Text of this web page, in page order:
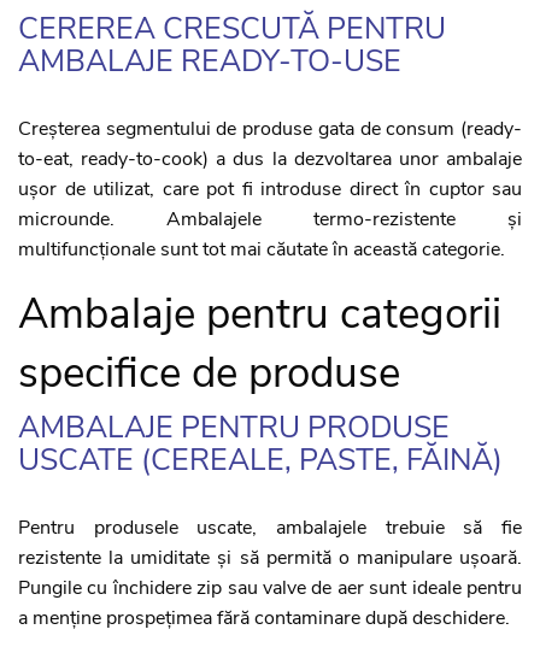
CEREREA CRESCUTĂ PENTRU
AMBALAJE READY-TO-USE
Creșterea segmentului de produse gata de consum (ready-
to-eat, ready-to-cook) a dus la dezvoltarea unor ambalaje
ușor de utilizat, care pot fi introduse direct în cuptor sau
microunde. Ambalajele termo-rezistente și
multifuncționale sunt tot mai căutate în această categorie.
Ambalaje pentru categorii
specifice de produse
AMBALAJE PENTRU PRODUSE
USCATE (CEREALE, PASTE, FĂINĂ)
Pentru produsele uscate, ambalajele trebuie să fie
rezistente la umiditate și să permită o manipulare ușoară.
Pungile cu închidere zip sau valve de aer sunt ideale pentru
a menține prospețimea fără contaminare după deschidere.